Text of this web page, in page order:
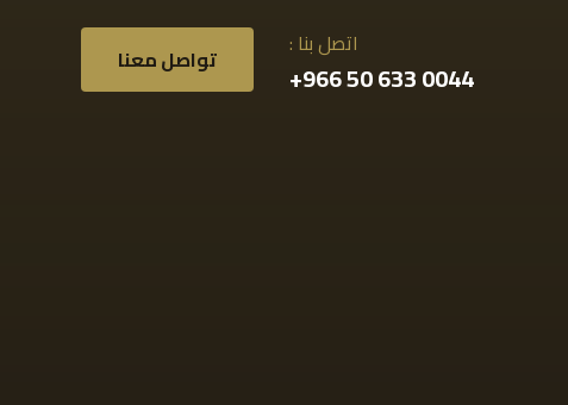
تواصل معنا اتصل بنا :
0044 633 50 966+